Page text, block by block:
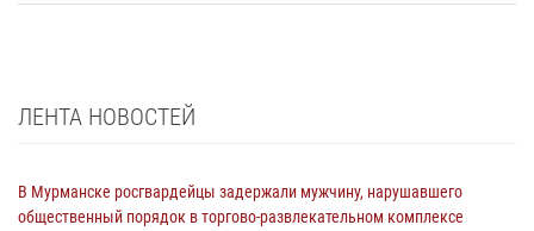
ЛЕНТА НОВОСТЕЙ
В Мурманске росгвардейцы задержали мужчину, нарушавшего
общественный порядок в торгово-развлекательном комплексе